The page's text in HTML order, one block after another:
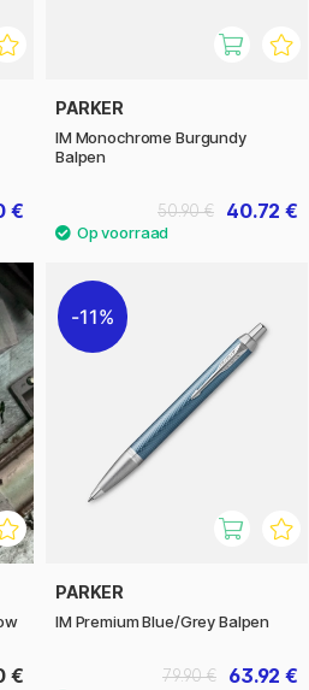
€
PARKER
IM Monochrome Burgundy
Balpen
40.72 €
50.90 €
€
11%
PARKER
IM Premium Blue/Grey Balpen
63.92 €
79.90 €